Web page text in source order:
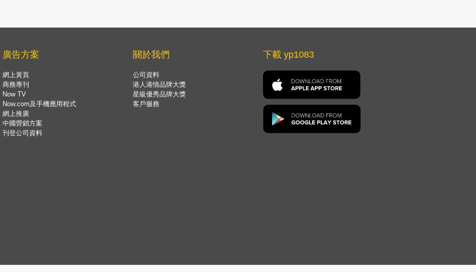
廣告方案
網上黃頁
商務專刊
Now TV
Now.com及手機應用程式
網上推廣
中國營銷方案
刊登公司資料
關於我們
公司資料
港人港情品牌大獎
星級優秀品牌大獎
客戶服務
下載 yp1083